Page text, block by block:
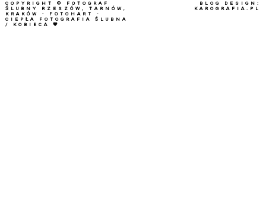
COPYRIGHT ©
FOTOGRAF
ŚLUBNY RZESZÓW, TARNÓW,
KRAKÓW - FOTOHART -
CIEPŁA FOTOGRAFIA ŚLUBNA
/ KOBIECA 🧡
BLOG DESIGN:
KAROGRAFIA.PL